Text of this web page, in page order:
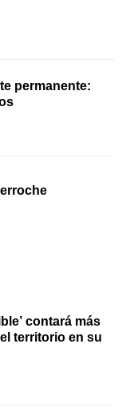
permanente:
contará más
territorio en su